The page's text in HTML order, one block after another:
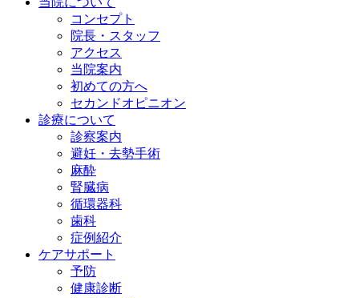
コンセプト
院長・スタッフ
アクセス
当院案内
初めての方へ
セカンドオピニオン
診療について
診察案内
避妊・去勢手術
麻酔
腎臓病
循環器科
歯科
症例紹介
ケアサポート
予防
健康診断